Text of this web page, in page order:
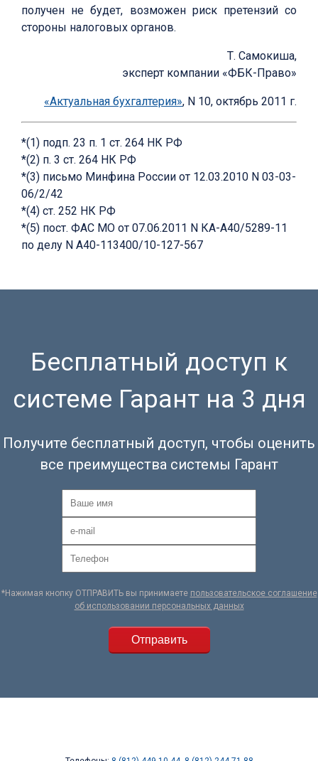
получен не будет, возможен риск претензий со
стороны налоговых органов.
Т. Самокиша,
эксперт компании «ФБК-Право»
«Актуальная бухгалтерия», N 10, октябрь 2011 г.
*(1) подп. 23 п. 1 ст. 264 НК РФ
*(2) п. 3 ст. 264 НК РФ
*(3) письмо Минфина России от 12.03.2010 N 03-03-
06/2/42
*(4) ст. 252 НК РФ
*(5) пост. ФАС МО от 07.06.2011 N КА-А40/5289-11
по делу N А40-113400/10-127-567
Бесплатный доступ к
системе Гарант на 3 дня
Получите бесплатный доступ, чтобы оценить
все преимущества системы Гарант
*Нажимая кнопку ОТПРАВИТЬ вы принимаете пользовательское соглашение
об использовании персональных данных